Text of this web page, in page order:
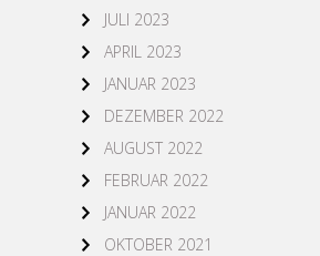
JULI 2023
APRIL 2023
JANUAR 2023
DEZEMBER 2022
AUGUST 2022
FEBRUAR 2022
JANUAR 2022
OKTOBER 2021